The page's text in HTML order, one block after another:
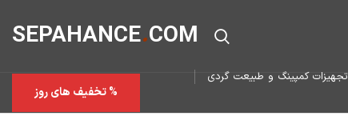
SEPAHANCE.COM
تجهیزات کمپینگ و طبیعت گردی
% تخفیف های روز